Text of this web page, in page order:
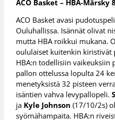
ACO Basket – HBA-Märsky
ACO Basket avasi
Ouluhallissa. Isännät olivat
mutta HBA roikkui mukana.
oululaiset kuitenkin kiristivät
HBA:n todellisiin vaikeuksiin
pallon ottelussa lopulta 24
menetyksistä 32 pisteen
isäntien vahva levypallopeli.
ja Kyle Johnson (17/10/2s)
syömähampaita. HBA:n